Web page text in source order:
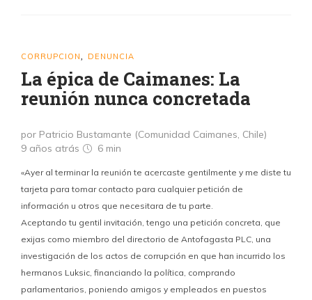
CORRUPCION DENUNCIA
La épica de Caimanes: La
reunión nunca concretada
por Patricio Bustamante (Comunidad Caimanes, Chile)
9 años atrás
6 min
«Ayer al terminar la reunión te acercaste gentilmente y me diste tu
tarjeta para tomar contacto para cualquier petición de
información u otros que necesitara de tu parte.
Aceptando tu gentil invitación, tengo una petición concreta, que
exijas como miembro del directorio de Antofagasta PLC, una
investigación de los actos de corrupción en que han incurrido los
hermanos Luksic, financiando la política, comprando
parlamentarios, poniendo amigos y empleados en puestos